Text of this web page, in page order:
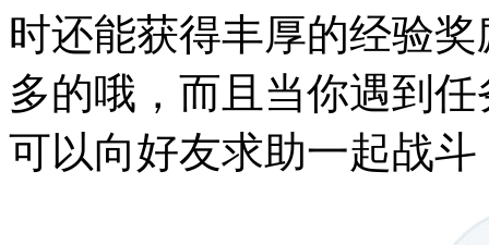
时还能获得丰厚的经验
多的哦，而且当你遇到
可以向好友求助一起战